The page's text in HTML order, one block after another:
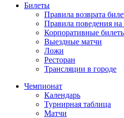
Билеты
Правила возврата
Правила поведения на
Корпоративные
Выездные матчи
Ложи
Ресторан
Трансляции в городе
Чемпионат
Календарь
Турнирная таблица
Матчи